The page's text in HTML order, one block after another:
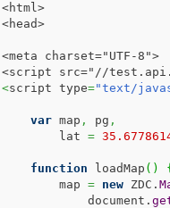
<html>
<head>
<meta charset="UTF-8">
<script type="text/
var map , pg ,
        lat
=
function loadMap ( )
{
        map
= new ZDC.
            document.